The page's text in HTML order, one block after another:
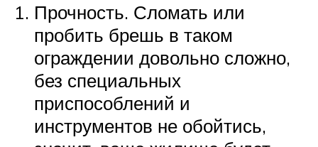
Прочность. Сломать или
пробить брешь в таком
ограждении довольно сложно,
без специальных
приспособлений и
инструментов не обойтись,